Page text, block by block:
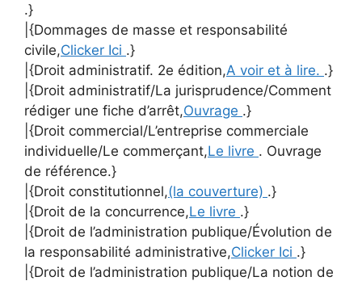
.}
|{Dommages de masse et responsabilité
civile,Clicker Ici .}
|{Droit administratif. 2e édition,A voir et à lire. .}
|{Droit administratif/La jurisprudence/Comment
rédiger une fiche d’arrêt,Ouvrage .}
|{Droit commercial/L’entreprise commerciale
individuelle/Le commerçant,Le livre . Ouvrage
de référence.}
|{Droit constitutionnel,(la couverture) .}
|{Droit de la concurrence,Le livre .}
|{Droit de l’administration publique/Évolution de
la responsabilité administrative,Clicker Ici .}
|{Droit de l’administration publique/La notion de